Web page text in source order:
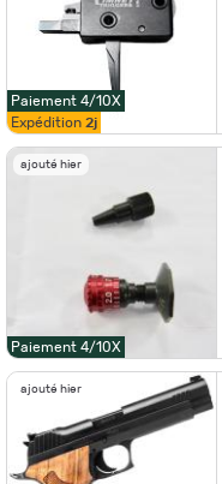
Paiement 4/10X
Expédition 2j
ajouté hier
Paiement 4/10X
ajouté hier